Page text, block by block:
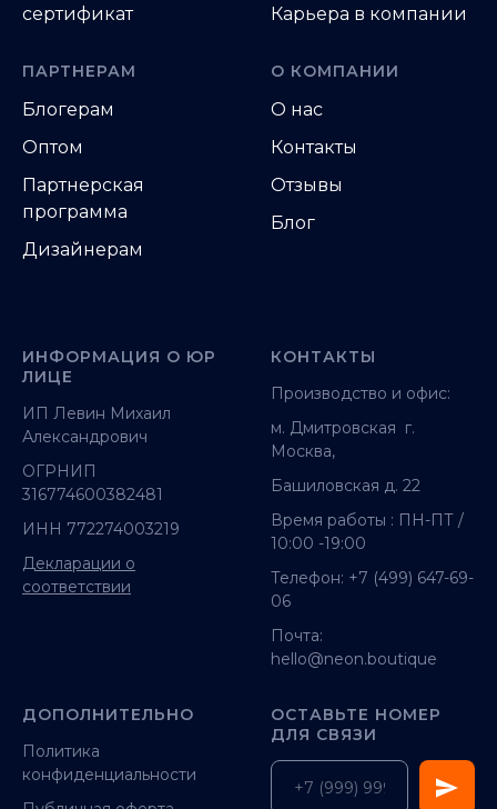
сертификат
Карьера в компании
ПАРТНЕРАМ
Блогерам
Оптом
Партнерская
программа
Дизайнерам
О КОМПАНИИ
О нас
Контакты
Отзывы
Блог
ИНФОРМАЦИЯ О ЮР
ЛИЦЕ
ИП Левин Михаил
Александрович
ОГРНИП
316774600382481
ИНН 772274003219
Декларации о
соответствии
КОНТАКТЫ
Производство и офис:
м. Дмитровская г.
Москва,
Башиловская д. 22
Время работы : ПН-ПТ /
10:00 -19:00
Телефон: +7 (499) 647-69-
06
Почта:
hello@neon.boutique
ДОПОЛНИТЕЛЬНО
Политика
конфиденциальности
ОСТАВЬТЕ НОМЕР
ДЛЯ СВЯЗИ